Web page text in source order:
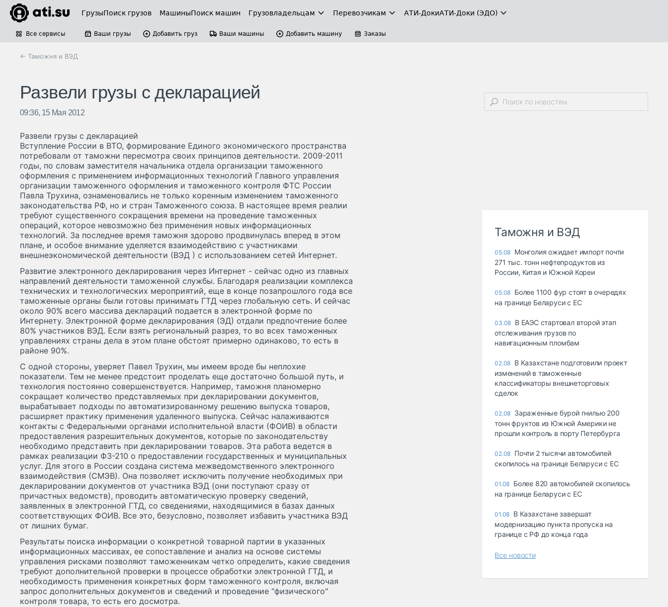
ГрузыПоиск грузов МашиныПоиск машин Грузовладельцам Перевозчикам АТИ-ДокиАТИ-Доки (ЭДО)
Все сервисы Ваши грузы Добавить груз Ваши машины Добавить машину Заказы
← Таможня и ВЭД
Развели грузы с декларацией
09:36, 15 Мая 2012
Развели грузы с декларацией
Вступление России в ВТО, формирование Единого экономического пространства
потребовали от таможни пересмотра своих принципов деятельности. 2009-2011
годы, по словам заместителя начальника отдела организации таможенного
оформления с применением информационных технологий Главного управления
организации таможенного оформления и таможенного контроля ФТС России
Павла Трухина, ознаменовались не только коренным изменением таможенного
законодательства РФ, но и стран Таможенного союза. В настоящее время реалии
требуют существенного сокращения времени на проведение таможенных
операций, которое невозможно без применения новых информационных
технологий. За последнее время таможня здорово продвинулась вперед в этом
плане, и особое внимание уделяется взаимодействию с участниками
внешнеэкономической деятельности (ВЭД ) с использованием сетей Интернет.
Развитие электронного декларирования через Интернет - сейчас одно из главных
направлений деятельности таможенной службы. Благодаря реализации комплекса
технических и технологических мероприятий, еще в конце позапрошлого года все
таможенные органы были готовы принимать ГТД через глобальную сеть. И сейчас
около 90% всего массива деклараций подается в электронной форме по
Интернету. Электронной форме декларирования (ЭД) отдали предпочтение более
80% участников ВЭД. Если взять региональный разрез, то во всех таможенных
управлениях страны дела в этом плане обстоят примерно одинаково, то есть в
районе 90%.
С одной стороны, уверяет Павел Трухин, мы имеем вроде бы неплохие
показатели. Тем не менее предстоит проделать еще достаточно большой путь, и
технология постоянно совершенствуется. Например, таможня планомерно
сокращает количество представляемых при декларировании документов,
вырабатывает подходы по автоматизированному решению выпуска товаров,
расширяет практику применения удаленного выпуска. Сейчас налаживаются
контакты с Федеральными органами исполнительной власти (ФОИВ) в области
предоставления разрешительных документов, которые по законодательству
необходимо представить при декларировании товаров. Эта работа ведется в
рамках реализации ФЗ-210 о предоставлении государственных и муниципальных
услуг. Для этого в России создана система межведомственного электронного
взаимодействия (СМЭВ). Она позволяет исключить получение необходимых при
декларировании документов от участника ВЭД (они поступают сразу от
причастных ведомств), проводить автоматическую проверку сведений,
заявленных в электронной ГТД, со сведениями, находящимися в базах данных
соответствующих ФОИВ. Все это, безусловно, позволяет избавить участника ВЭД
от лишних бумаг.
Результаты поиска информации о конкретной товарной партии в указанных
информационных массивах, ее сопоставление и анализ на основе системы
управления рисками позволяют таможенникам четко определить, какие сведения
требуют дополнительной проверки в процессе обработки электронной ГТД, и
необходимость применения конкретных форм таможенного контроля, включая
запрос дополнительных документов и сведений и проведение "физического"
контроля товара, то есть его досмотра.
Таможня и ВЭД
05.08 Монголия ожидает импорт почти
271 тыс. тонн нефтепродуктов из
России, Китая и Южной Кореи
05.08 Более 1100 фур стоят в очередях
на границе Беларуси с ЕС
03.08 В ЕАЭС стартовал второй этап
отслеживания грузов по
навигационным пломбам
02.08 В Казахстане подготовили проект
изменений в таможенные
классификаторы внешнеторговых
сделок
02.08 Зараженные бурой гнилью 200
тонн фруктов из Южной Америки не
прошли контроль в порту Петербурга
02.08 Почти 2 тысячи автомобилей
скопилось на границе Беларуси с ЕС
01.08 Более 820 автомобилей скопилось
на границе Беларуси с ЕС
01.08 В Казахстане завершат
модернизацию пункта пропуска на
границе с РФ до конца года
Все новости